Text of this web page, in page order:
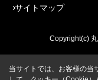
サイトマップ
Copyright(c)
当サイトでは、お客様の当